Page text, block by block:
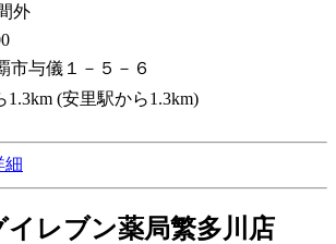
外
市与儀１－５－６
1.3km (安里駅から1.3km)
細
イレブン薬局繁多川店